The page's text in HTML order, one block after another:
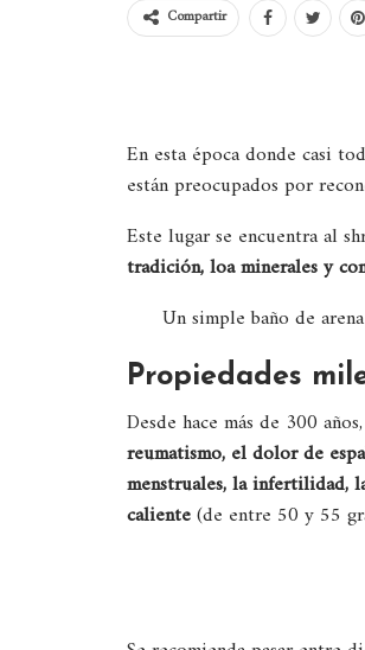
Compartir
En esta época donde casi
están preocupados por
Este lugar se encuentra al
tradición, loa minerales y
Un simple baño de
Propiedades
Desde hace más de 300
reumatismo, el dolor de
menstruales, la infertilidad,
caliente(de entre 50 y 55